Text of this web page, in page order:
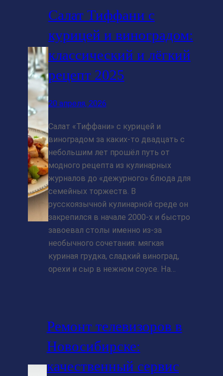
Салат Тиффани с
курицей и виноградом:
классический и лёгкий
рецепт 2025
20 апреля, 2026
Салат «Тиффани» с курицей и
виноградом за каких‑то двадцать с
небольшим лет прошёл путь от
модного рецепта из кулинарных
журналов до «дежурного» блюда для
семейных торжеств. В
русскоязычной кулинарной среде он
закрепился в начале 2000‑х и быстро
завоевал столы именно из‑за
необычного сочетания: мягкая
куриная грудка, сладкий виноград,
орехи и сыр в нежном соусе. На…
Ремонт телевизоров в
Новосибирске:
качественный сервис